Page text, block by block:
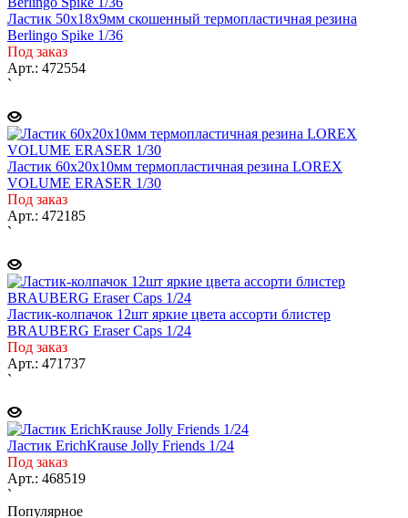
Ластик 50х18х9мм скошенный термопластичная резина
Berlingo Spike 1/36
Под заказ
Арт.: 472554
`
Ластик 60х20х10мм термопластичная резина LOREX
VOLUME ERASER 1/30
Под заказ
Арт.: 472185
`
Ластик-колпачок 12шт яркие цвета ассорти блистер
BRAUBERG Eraser Caps 1/24
Под заказ
Арт.: 471737
`
Ластик ErichKrause Jolly Friends 1/24
Под заказ
Арт.: 468519
`
Популярное